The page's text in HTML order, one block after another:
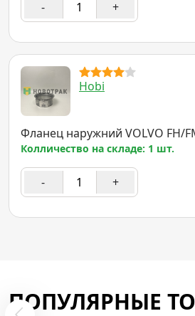
- +
Hobi
Фланец наружний VOLVO FH/
Колличество на складе: 1 шт.
- +
ПОПУЛЯРНЫЕ